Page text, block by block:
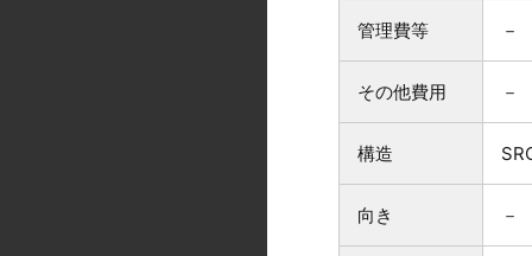
管理費等 －
その他費用 －
構造
向き －